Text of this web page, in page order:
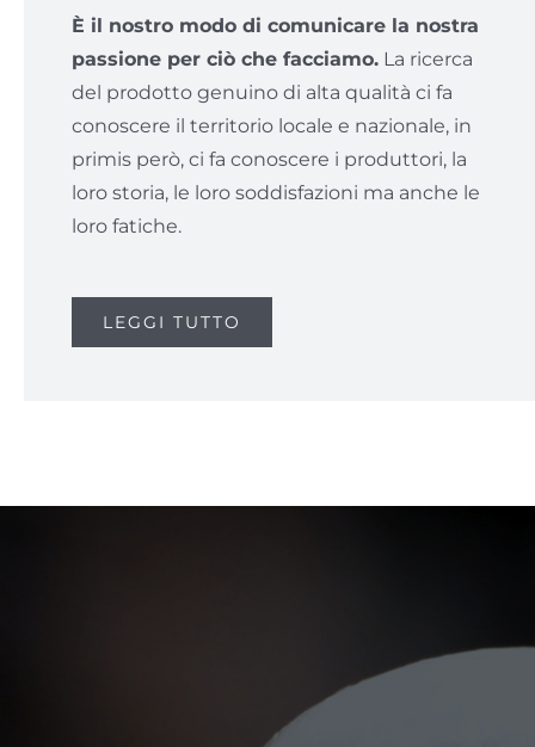
È il nostro modo di comunicare la nostra
passione per ciò che facciamo. La ricerca
del prodotto genuino di alta qualità ci fa
conoscere il territorio locale e nazionale, in
primis però, ci fa conoscere i produttori, la
loro storia, le loro soddisfazioni ma anche le
loro fatiche.
LEGGI TUTTO